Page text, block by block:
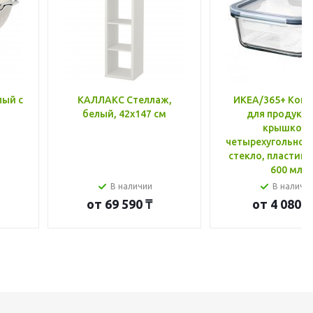
с
КАЛЛАКС Стеллаж,
белый, 42x147 см
В наличии
от 69 590 ₸
ИКЕА/365+
для
крышкой,
стекло, пластик
600 мл
В
от 4 080 ₸